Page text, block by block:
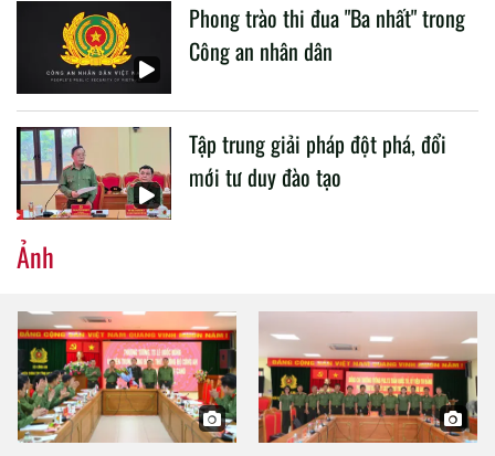
Phong trào thi đua "Ba nhất" trong
Công an nhân dân
Tập trung giải pháp đột phá, đổi
mới tư duy đào tạo
Ảnh